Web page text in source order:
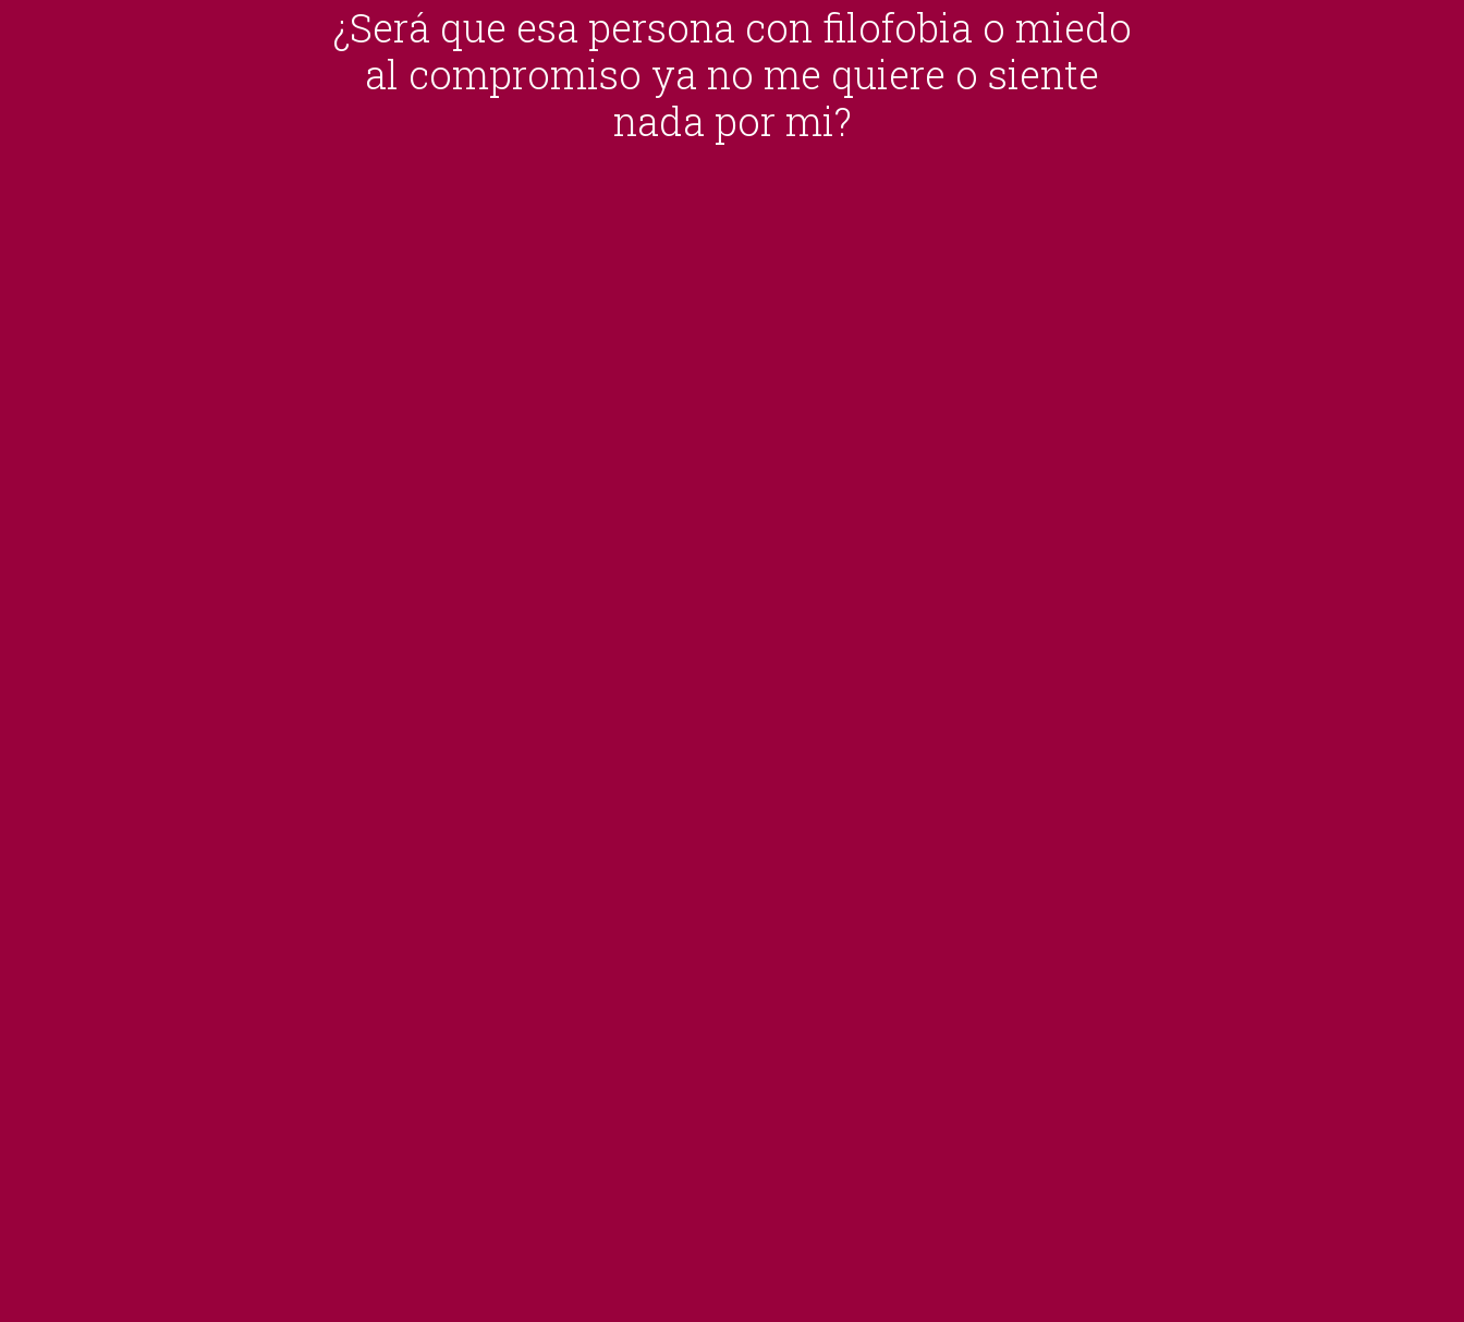
¿Será que esa persona con filofobia o miedo
al compromiso ya no me quiere o siente
nada por mi?